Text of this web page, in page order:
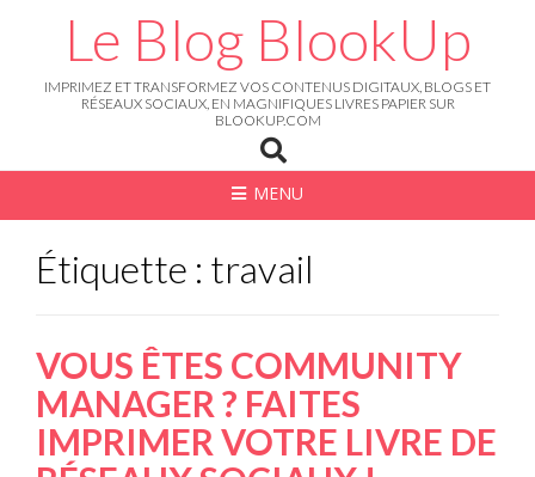
Le Blog BlookUp
IMPRIMEZ ET TRANSFORMEZ VOS CONTENUS DIGITAUX, BLOGS ET
RÉSEAUX SOCIAUX, EN MAGNIFIQUES LIVRES PAPIER SUR
BLOOKUP.COM
MENU
Étiquette : travail
VOUS ÊTES COMMUNITY
MANAGER ? FAITES
IMPRIMER VOTRE LIVRE DE